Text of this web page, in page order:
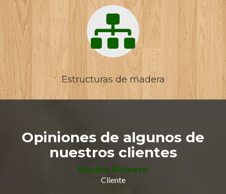
Estructuras de madera
Opiniones de algunos de
nuestros clientes
Rubén Márquez
Cliente
instaló una caseta para el jardín; después de pasar
el invierno y las inclemencias del tiempo, la
madera sigue como nueva, hicieron un gran
trabajo
Marina Romero
Cliente